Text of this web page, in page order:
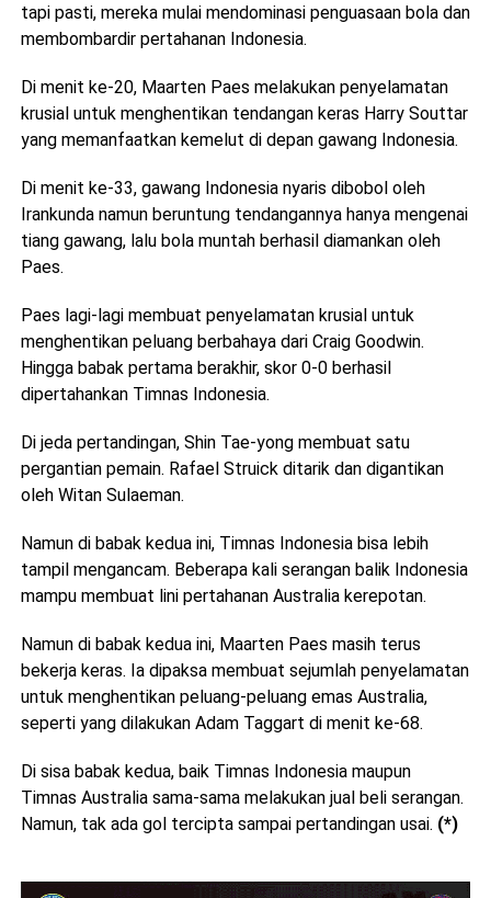
tapi pasti, mereka mulai mendominasi penguasaan bola dan
membombardir pertahanan Indonesia.
Di menit ke-20, Maarten Paes melakukan penyelamatan
krusial untuk menghentikan tendangan keras Harry Souttar
yang memanfaatkan kemelut di depan gawang Indonesia.
Di menit ke-33, gawang Indonesia nyaris dibobol oleh
Irankunda namun beruntung tendangannya hanya mengenai
tiang gawang, lalu bola muntah berhasil diamankan oleh
Paes.
Paes lagi-lagi membuat penyelamatan krusial untuk
menghentikan peluang berbahaya dari Craig Goodwin.
Hingga babak pertama berakhir, skor 0-0 berhasil
dipertahankan Timnas Indonesia.
Di jeda pertandingan, Shin Tae-yong membuat satu
pergantian pemain. Rafael Struick ditarik dan digantikan
oleh Witan Sulaeman.
Namun di babak kedua ini, Timnas Indonesia bisa lebih
tampil mengancam. Beberapa kali serangan balik Indonesia
mampu membuat lini pertahanan Australia kerepotan.
Namun di babak kedua ini, Maarten Paes masih terus
bekerja keras. Ia dipaksa membuat sejumlah penyelamatan
untuk menghentikan peluang-peluang emas Australia,
seperti yang dilakukan Adam Taggart di menit ke-68.
Di sisa babak kedua, baik Timnas Indonesia maupun
Timnas Australia sama-sama melakukan jual beli serangan.
Namun, tak ada gol tercipta sampai pertandingan usai. (*)